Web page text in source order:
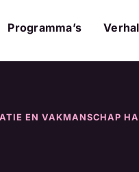
Programma’s
EN VAKMANSCHAP